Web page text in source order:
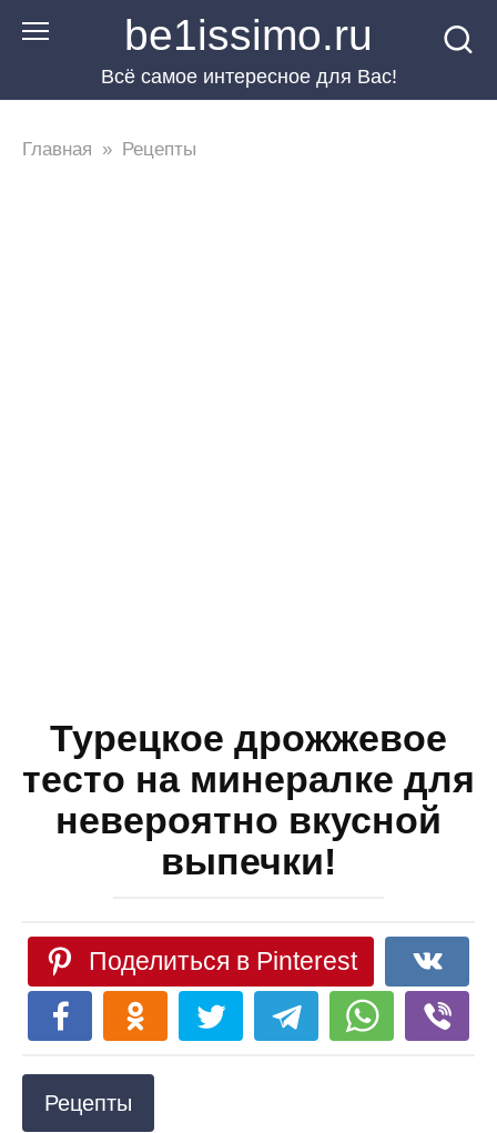
Перейти
be1issimo.ru
Всё самое интересное для Вас!
Главная » Рецепты
Турецкое дрожжевое
тесто на минералке для
невероятно вкусной
выпечки!
Поделиться в Pinterest
Рецепты